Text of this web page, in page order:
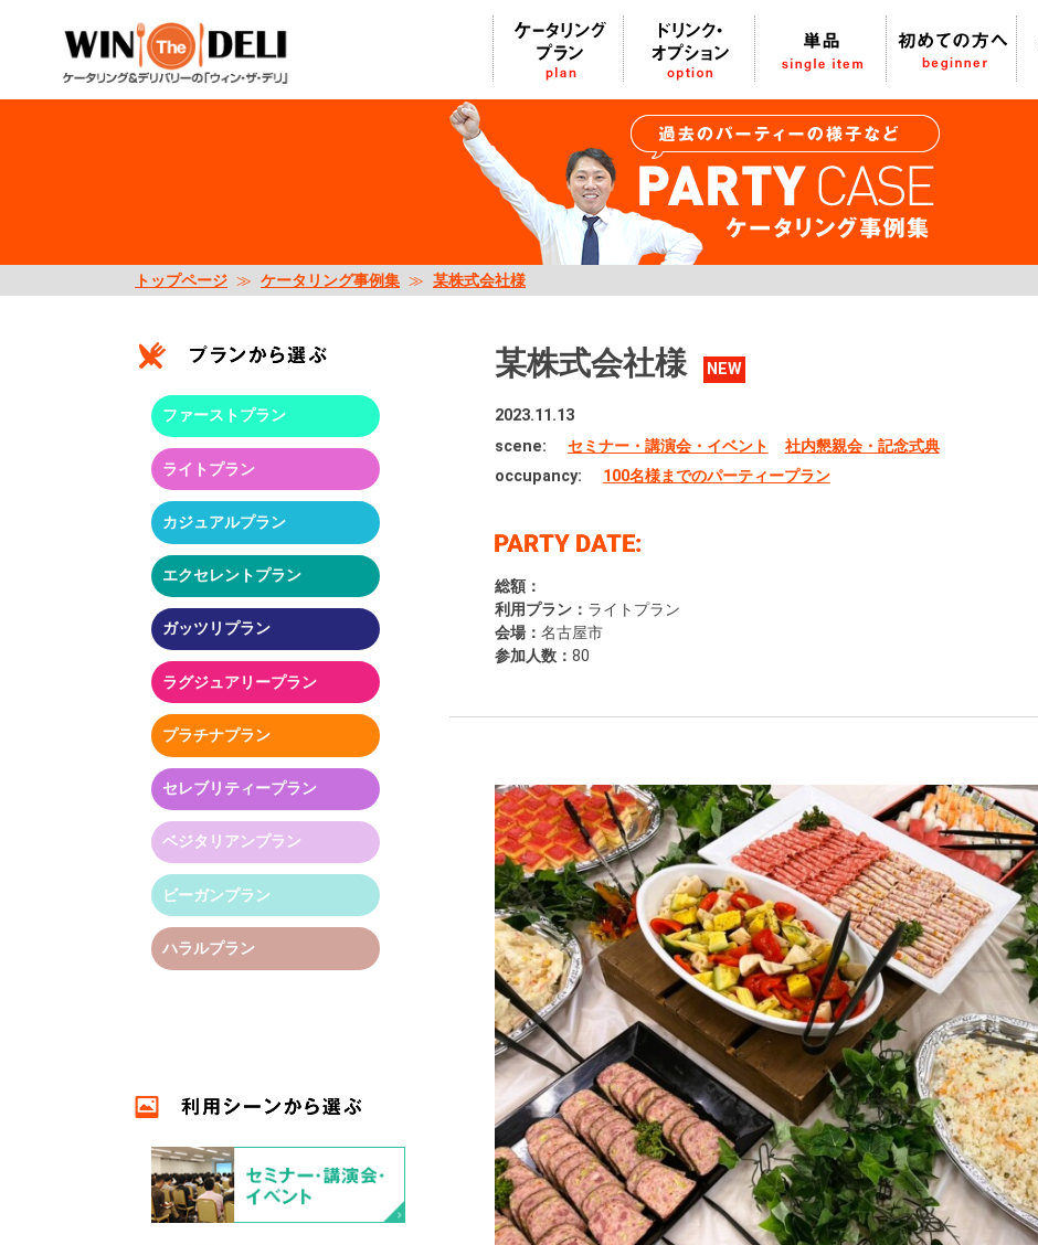
トップページ ≫ ケータリング事例集 ≫ 某株式会社様
某株式会社様 NEW
2023.11.13
scene:
セミナー・講演会・イベント
社内懇親会・記念式典
occupancy:
100名様までのパーティープラン
総額：
利用プラン： ライトプラン
会場： 名古屋市
参加人数： 80
ファーストプラン
ライトプラン
カジュアルプラン
エクセレントプラン
ガッツリプラン
ラグジュアリープラン
プラチナプラン
セレブリティープラン
ベジタリアンプラン
ビーガンプラン
ハラルプラン